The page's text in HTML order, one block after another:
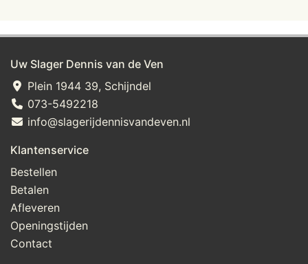
Uw Slager Dennis van de Ven
Plein 1944 39, Schijndel
073-5492218
info@slagerijdennisvandeven.nl
Klantenservice
Bestellen
Betalen
Afleveren
Openingstijden
Contact